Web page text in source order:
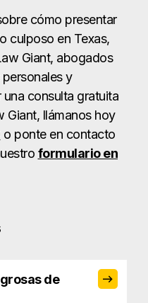
cómo presentar
culposo en Texas,
Giant, abogados
y
consulta gratuita
Giant, llámanos hoy
o ponte en contacto
formulario en
de